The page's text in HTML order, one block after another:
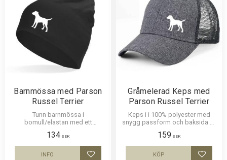
Barnmössa med Parson
Russel Terrier
Tunn barnmössa i
bomull/elastan med ett
Terrier. Mössan finns i flera
färger.
134 SEK
INFO
Gråmelerad Keps med
Parson Russel Terrier
Keps i i 100% polyester med
snygg passform och baksida av
Parson Russel Terrier. Luftig och
skön keps.
159 SEK
KÖP